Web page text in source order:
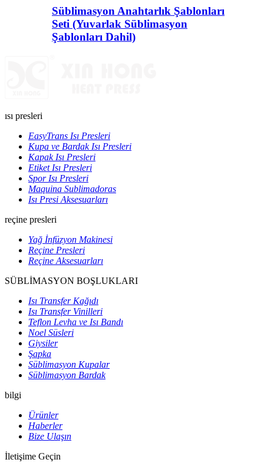
Süblimasyon Anahtarlık Şablonları
Seti (Yuvarlak Süblimasyon
Şablonları Dahil)
ısı presleri
EasyTrans Isı Presleri
Kupa ve Bardak Isı Presleri
Kapak Isı Presleri
Etiket Isı Presleri
Spor Isı Presleri
Maquina Sublimadoras
Isı Presi Aksesuarları
reçine presleri
Yağ İnfüzyon Makinesi
Reçine Presleri
Reçine Aksesuarları
SÜBLİMASYON BOŞLUKLARI
Isı Transfer Kağıdı
Isı Transfer Vinilleri
Teflon Levha ve Isı Bandı
Noel Süsleri
Giysiler
Şapka
Süblimasyon Kupalar
Süblimasyon Bardak
bilgi
Ürünler
Haberler
Bize Ulaşın
İletişime Geçin